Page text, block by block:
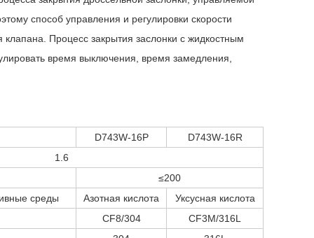
способ управления и регулировки скорости
Процесс закрытия заслонки с жидкостным
время выключения, время замедления,
D743W-16P
D743W-16R
1.6
≤200
среды
Азотная кислота
Уксусная кислота
CF8/304
CF3M/316L